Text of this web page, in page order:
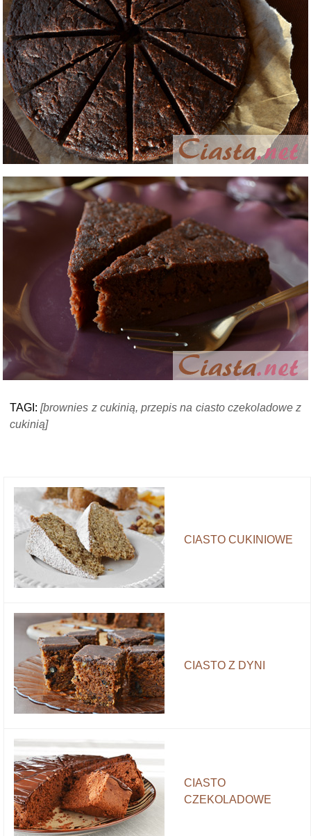
TAGI:[brownies z cukinią, przepis na ciasto czekoladowe z
cukinią]
CIASTO CUKINIOWE
CIASTO Z DYNI
CIASTO
CZEKOLADOWE